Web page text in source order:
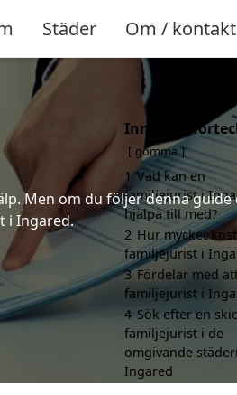
Städer Om / kontakt
Men om du följer denna guide
i Ingared.
gömma
1 Vad kan en
familjejurist i
hjälpa till med?
2 Hur mycket
familjejurist i
3 Fördelar med
familjejurist i
4 Sök efter en
familjejurist i de
omgivande
Ingared